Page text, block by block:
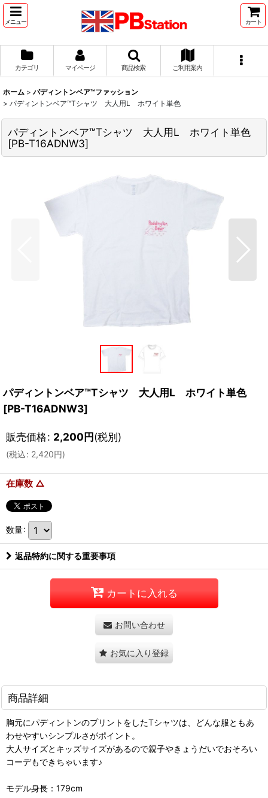
メニュー カート
カテゴリ マイページ 商品検索 ご利用案内
ホーム > パディントンベア™ファッション
> パディントンベア™Tシャツ 大人用L ホワイト単色
パディントンベア™Tシャツ 大人用L ホワイト単色
[PB-T16ADNW3]
パディントンベア™Tシャツ 大人用L ホワイト単色
[PB-T16ADNW3]
販売価格: 2,200円(税別)
(税込: 2,420円)
在庫数 △
数量:
返品特約に関する重要事項
カートに入れる
お問い合わせ
お気に入り登録
商品詳細
胸元にパディントンのプリントをしたTシャツは、どんな服ともあ
わせやすいシンプルさがポイント。
大人サイズとキッズサイズがあるので親子やきょうだいでおそろい
コーデもできちゃいます♪
モデル身長：179cm